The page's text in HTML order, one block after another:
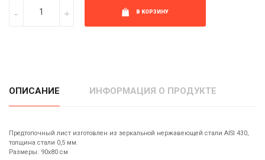
В КОРЗИНУ
ОПИСАНИЕ ИНФОРМАЦИЯ О ПРОДУКТЕ
Предтопочный лист изготовлен из зеркальной нержавеющей стали AISI 430,
толщина стали 0,5 мм.
Размеры: 90х80 см